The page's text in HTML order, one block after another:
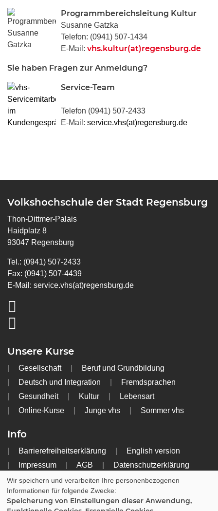
Programmbereichsleitung Kultur
Susanne Gatzka
Telefon: (0941) 507-1434
E-Mail: vhs.kultur(at)regensburg.de
Sie haben Fragen zur Anmeldung?
Service-Team
Telefon (0941) 507-2433
E-Mail: service.vhs(at)regensburg.de
Volkshochschule der Stadt Regensburg
Thon-Dittmer-Palais
Haidplatz 8
93047 Regensburg
Tel.: (0941) 507-2433
Fax: (0941) 507-4439
E-Mail: service.vhs(at)regensburg.de
Unsere Kurse
Gesellschaft
Beruf und Grundbildung
Deutsch und Integration
Fremdsprachen
Gesundheit
Kultur
Lebensart
Online-Kurse
Junge vhs Sommer vhs
Info
Barrierefreiheitserklärung
English version
Impressum
AGB
Datenschutzerklärung
Widerrufsbelehrung
Cookie Einstellungen
Wir speichern und verarbeiten Ihre personenbezogenen
Informationen für folgende Zwecke:
Speicherung von Einstellungen dieser Anwendung,